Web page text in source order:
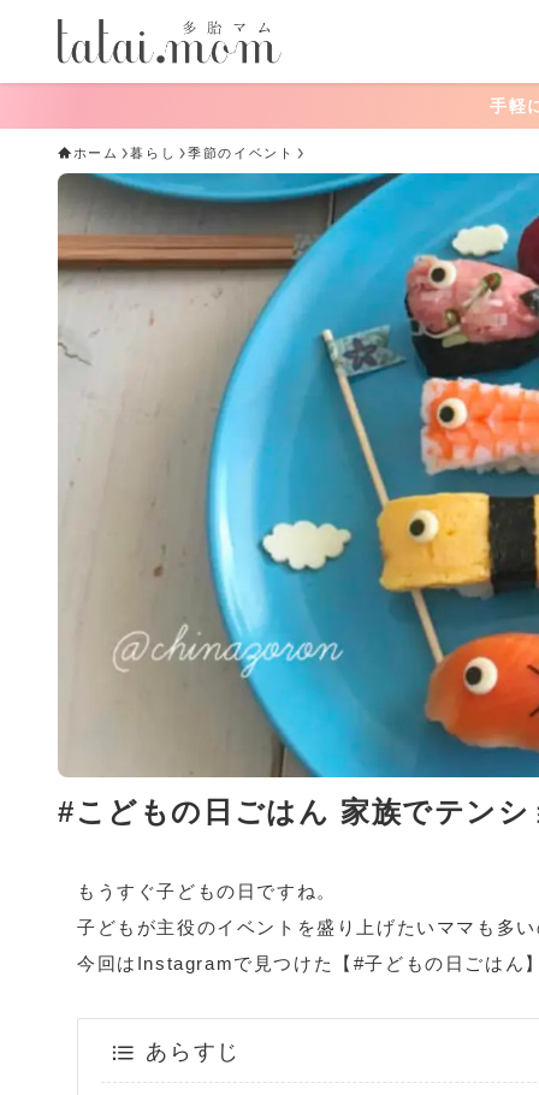
手軽にできる！おうちあそび一
ホーム 暮らし 季節のイベント
#こどもの日ごはん 家族でテン
もうすぐ子どもの日ですね。
子どもが主役のイベントを盛り上げたいママも多
今回はInstagramで見つけた【#子どもの日ごはん
あらすじ